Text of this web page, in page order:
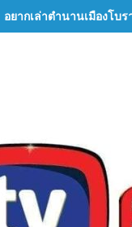
อยากเล่าตำนานเมืองโบ